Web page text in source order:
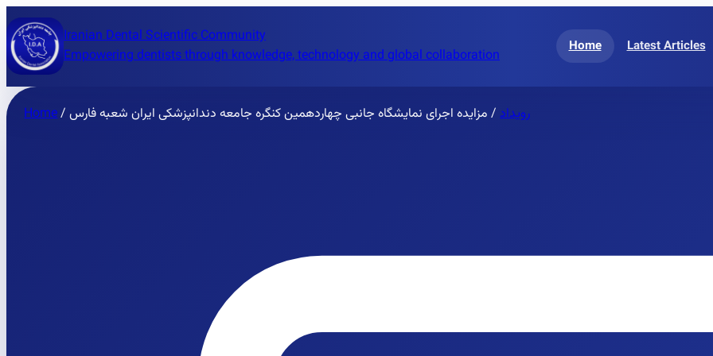
Iranian Dental Scientific Community
Empowering dentists through knowledge, technology and global collaboration
Home Latest Articles
Home/ رویداد / مزایده اجرای نمایشگاه جانبی چهاردهمین کنگره جامعه دندانپزشکی ایران شعبه فارس